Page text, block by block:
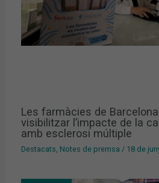
Les farmàcies de
visibilitzar l’impacte de la
amb esclerosi múltiple
Destacats Notes de premsa / 18 de